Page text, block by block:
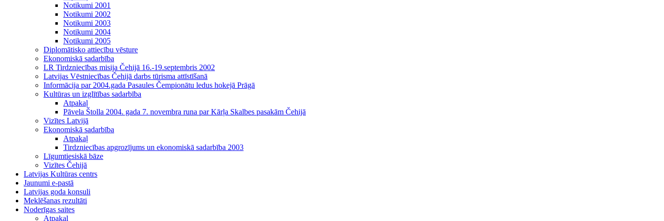
Notikumi 2001
Notikumi 2002
Notikumi 2003
Notikumi 2004
Notikumi 2005
Diplomātisko attiecību vēsture
Ekonomiskā sadarbība
LR Tirdzniecības misija Čehijā 16.-19.septembris 2002
Latvijas Vēstniecības Čehijā darbs tūrisma attīstīšanā
Informācija par 2004.gada Pasaules Čempionātu ledus hokejā Prāgā
Kultūras un izglītības sadarbība
Atpakaļ
Pāvela Štolla 2004. gada 7. novembra runa par Kārļa Skalbes pasakām Čehijā
Vizītes Latvijā
Ekonomiskā sadarbība
Atpakaļ
Tirdzniecības apgrozījums un ekonomiskā sadarbība 2003
Līgumtiesiskā bāze
Vizītes Čehijā
Latvijas Kultūras centrs
Jaunumi e-pastā
Latvijas goda konsuli
Meklēšanas rezultāti
Noderīgas saites
Atpakaļ